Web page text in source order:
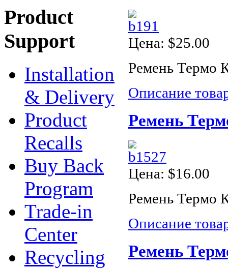
Цена: $25.00
Ремень Термо
Описание
Ремень
Цена: $16.00
Ремень Термо
Описание
Ремень
Product
Support
Installation
& Delivery
Product
Recalls
Buy Back
Program
Trade-in
Center
Recycling